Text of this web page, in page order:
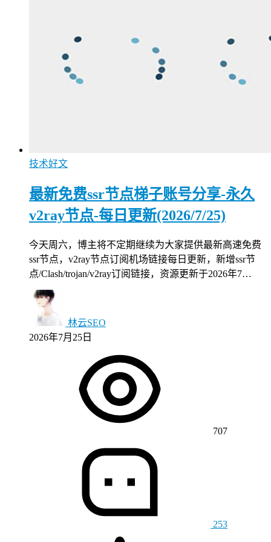
技术好文
最新免费ssr节点梯子账号分享-永久
v2ray节点-每日更新(2026/7/25)
今天周六，博主将不定期继续为大家提供最新高速免费
ssr节点，v2ray节点订阅机场链接每日更新，新增ssr节
点/Clash/trojan/v2ray订阅链接，资源更新于2026年7…
林云SEO
2026年7月25日
707
253